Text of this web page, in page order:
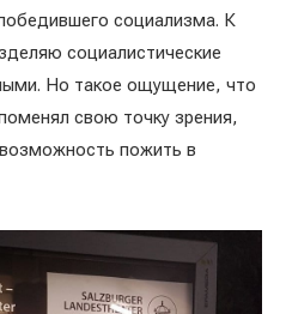
социализма. К
социалистические
Но такое ощущение, что
свою точку зрения,
пожить в